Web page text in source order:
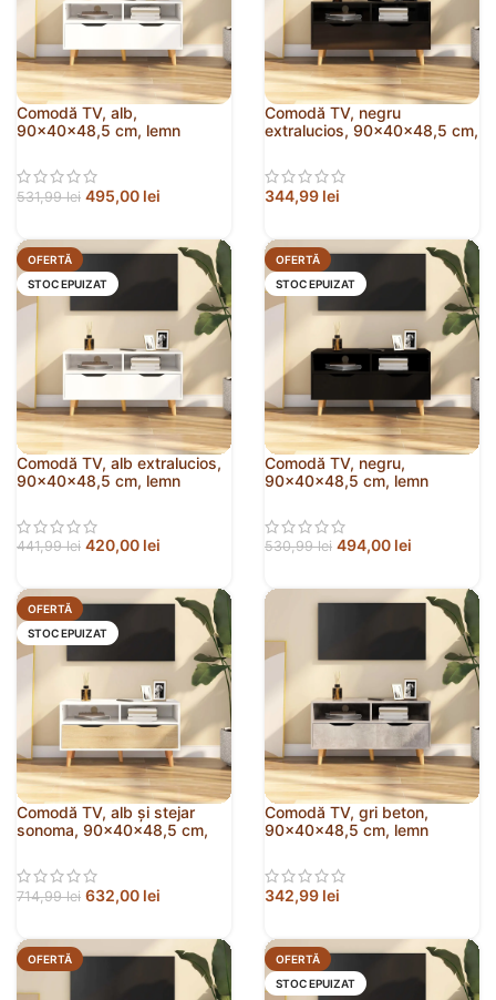
Comodă TV, alb,
90x40x48,5 cm, lemn
531,99lei 495,00 lei
Comodă TV, negru
extralucios, 90x40x48,5 cm,
344,99 lei
OFERTĂ
STOC EPUIZAT
Comodă TV, alb extralucios,
90x40x48,5 cm, lemn
441,99lei 420,00 lei
OFERTĂ
STOC EPUIZAT
Comodă TV, negru,
90x40x48,5 cm, lemn
530,99lei 494,00 lei
OFERTĂ
STOC EPUIZAT
Comodă TV, alb și stejar
sonoma, 90x40x48,5 cm,
714,99lei 632,00 lei
Comodă TV, gri beton,
90x40x48,5 cm, lemn
342,99 lei
OFERTĂ
OFERTĂ
STOC EPUIZAT